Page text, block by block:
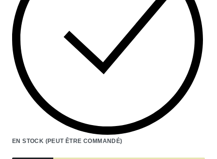
EN STOCK (PEUT ÊTRE COMMANDÉ)